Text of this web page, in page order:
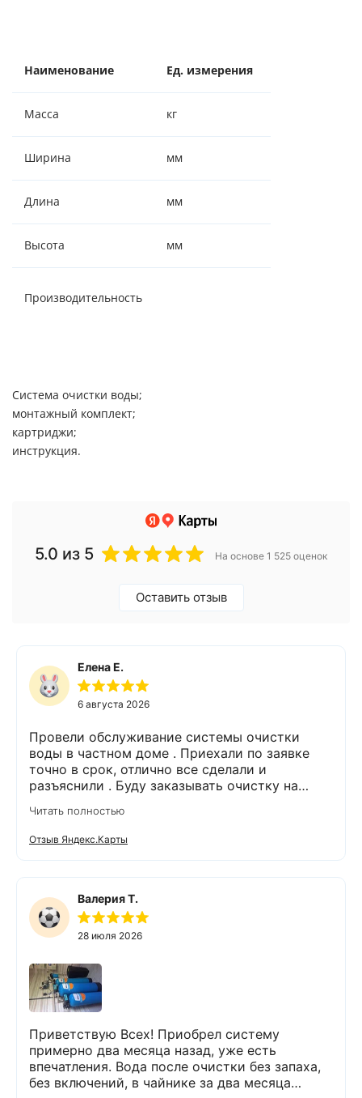
Наименование Ед. измерения
Масса кг
Ширина мм
Длина мм
Высота мм
Производительность
Система очистки воды;
монтажный комплект;
картриджи;
инструкция.
5.0 из 5 На основе 1 525 оценок
Оставить отзыв
Елена Е.
6 августа 2026
Провели обслуживание системы очистки
воды в частном доме . Приехали по заявке
точно в срок, отлично все сделали и
разъяснили . Буду заказывать очистку на
Читать полностью
Отзыв Яндекс.Карты
Валерия Т.
28 июля 2026
Приветствую Всех! Приобрел систему
примерно два месяца назад, уже есть
впечатления. Вода после очистки без запаха,
без включений, в чайнике за два месяца